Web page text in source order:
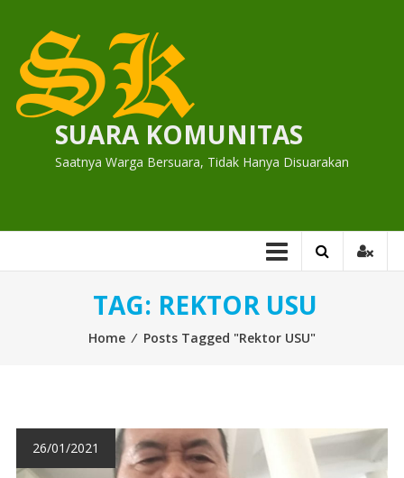
content
SUARA KOMUNITAS
Saatnya Warga Bersuara, Tidak Hanya Disuarakan
TAG: REKTOR USU
Home ⁄ Posts Tagged "Rektor USU"
26/01/2021